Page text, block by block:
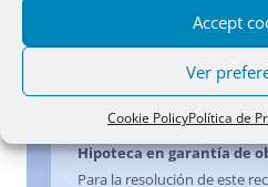
Accept
Ver
Cookie PolicyPolítica de
Esta Dirección General ha
interpuesto y revocar la
4 marzo 2005[2]
Hipoteca en garantía de
Para la resolución de este